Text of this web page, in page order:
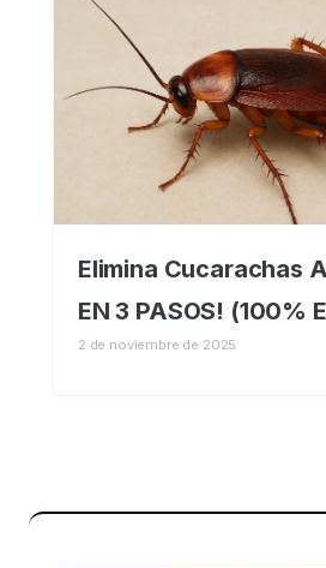
Elimina Cucarachas
EN 3 PASOS! (100%
2 de noviembre de 2025